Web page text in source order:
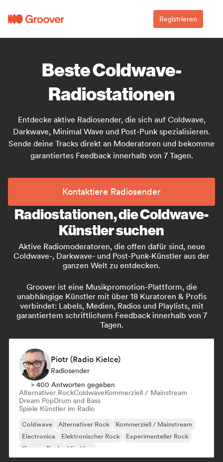
Registrieren
Beste Coldwave-
Radiostationen
Entdecke aktive Radiosender, die sich auf Coldwave,
Darkwave, Minimal Wave und Post-Punk spezialisieren.
Sende deine Tracks direkt an Moderatoren und bekomme
garantiertes Feedback innerhalb von 7 Tagen.
Kontaktiere Radiosender
Radiostationen, die Coldwave-
Künstler suchen
Aktive Radiomoderatoren, die offen dafür sind, neue
Coldwave-, Darkwave- und Post-Punk-Künstler aus der
ganzen Welt zu entdecken.
Groover ist eine Musikpromotion-Plattform, die
unabhängige Künstler mit über 18 Kuratoren & Profis
verbindet: Labels, Medien, Radios und Playlists, mit
garantiertem schriftlichem Feedback innerhalb von 7
Tagen.
Piotr (Radio Kielce)
Radiosender
> 400 Antworten gegeben
Alternativer RockColdwaveKommerziell / Mainstream
Dream PopDrum and Bass
Spiele Künstler im Radio
Coldwave Alternativer Rock
Kommerziell / Mainstream
Electronica
Elektronischer Rock
Experimenteller Rock
Garage-Rock
Hip-Hop